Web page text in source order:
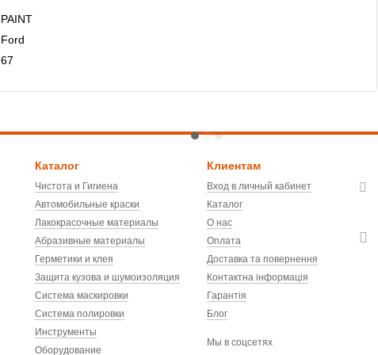
PAINT
Ford
67
Каталог
Чистота и Гигиена
Автомобильные краски
Лакокрасочные материалы
Абразивные материалы
Герметики и клея
Защита кузова и шумоизоляция
Система маскировки
Система полировки
Инструменты
Оборудование
Клиентам
Вход в личный кабинет
Каталог
О нас
Оплата
Доставка та повернення
Контактна інформація
Гарантія
Блог
Мы в соцсетях